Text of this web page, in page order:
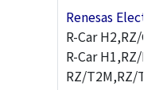
Renesas
R-Car H2,RZ/
R-Car H1,RZ/
RZ/T2M,RZ/T1,